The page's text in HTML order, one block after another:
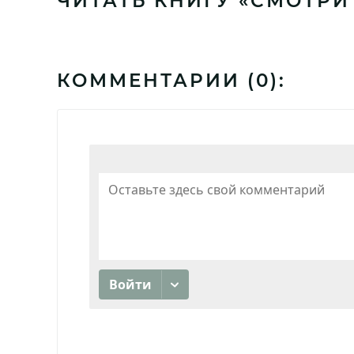
КОММЕНТАРИИ (0):